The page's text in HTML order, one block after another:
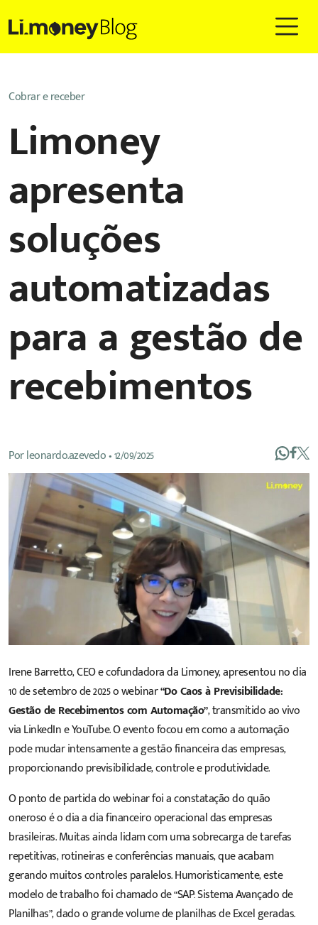
Cobrar e receber
Limoney
apresenta
soluções
automatizadas
para a gestão de
recebimentos
Porleonardo.azevedo•12/09/2025
Irene Barretto, CEO e cofundadora da Limoney, apresentou no dia
10 de setembro de 2025 o webinar“Do Caos à Previsibilidade:
Gestão de Recebimentos com Automação”, transmitido ao vivo
via LinkedIn eYouTube. O evento focou em como a automação
pode mudar intensamente a gestão financeira das empresas,
proporcionando previsibilidade, controle e produtividade.
O ponto de partida do webinar foi a constatação do quão
oneroso é o dia a dia financeiro operacional das empresas
brasileiras. Muitas ainda lidam com uma sobrecarga de tarefas
repetitivas, rotineiras e conferências manuais, que acabam
gerando muitos controles paralelos. Humoristicamente, este
modelo de trabalho foi chamado de “SAP: Sistema Avançado de
Planilhas”, dado o grande volume de planilhas de Excel geradas.